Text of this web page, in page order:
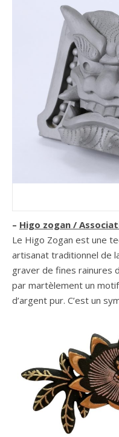
– Higo zogan /
Le Higo Zogan est une
artisanat traditionnel de
graver de fines rainures
par martèlement un
d’argent pur. C’est un